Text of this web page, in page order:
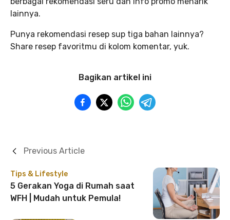
lainnya.
Punya rekomendasi resep sup tiga bahan lainnya?
Share resep favoritmu di kolom komentar, yuk.
Bagikan artikel ini
Tips & Lifestyle
5 Gerakan Yoga di Rumah saat
WFH | Mudah untuk Pemula!
Previous Article